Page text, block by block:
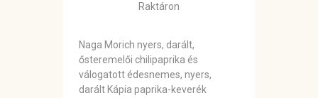
Raktáron
Naga Morich nyers, darált,
ősteremelői chilipaprika és
válogatott édesnemes, nyers,
darált Kápia paprika-keverék